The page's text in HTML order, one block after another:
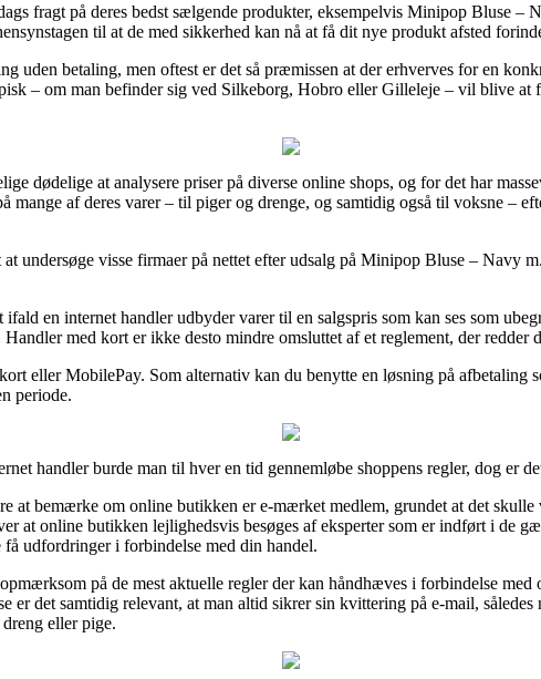
fragt på deres bedst sælgende produkter, eksempelvis Minipop Bluse
til at de med sikkerhed kan nå at få dit nye produkt afsted
uden betaling, men oftest er det så præmissen at der erhverves for en
– om man befinder sig ved Silkeborg, Hobro eller Gilleleje – vil blive
dødelige at analysere priser på diverse online shops, og for det har
mange af deres varer – til piger og drenge, og samtidig også til voksne –
undersøge visse firmaer på nettet efter udsalg på Minipop Bluse – Navy
en internet handler udbyder varer til en salgspris som kan ses som
med kort er ikke desto mindre omsluttet af et reglement, der
eller MobilePay. Som alternativ kan du benytte en løsning på afbetaling
periode.
handler burde man til hver en tid gennemløbe shoppens regler, dog er
at bemærke om online butikken er e-mærket medlem, grundet at det
at online butikken lejlighedsvis besøges af eksperter som er indført i de
udfordringer i forbindelse med din handel.
på de mest aktuelle regler der kan håndhæves i forbindelse med
er det samtidig relevant, at man altid sikrer sin kvittering på e-mail,
eller pige.